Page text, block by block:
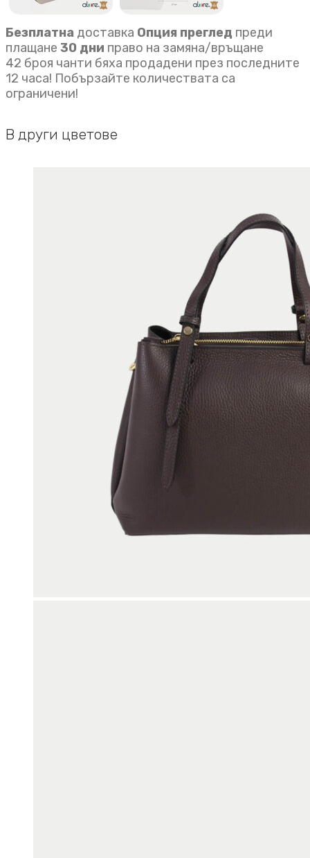
Безплатна доставка Опция преглед преди
плащане 30 дни право на замяна/връщане
42 броя чанти бяха продадени през последните
12 часа! Побързайте количествата са
ограничени!
В други цветове